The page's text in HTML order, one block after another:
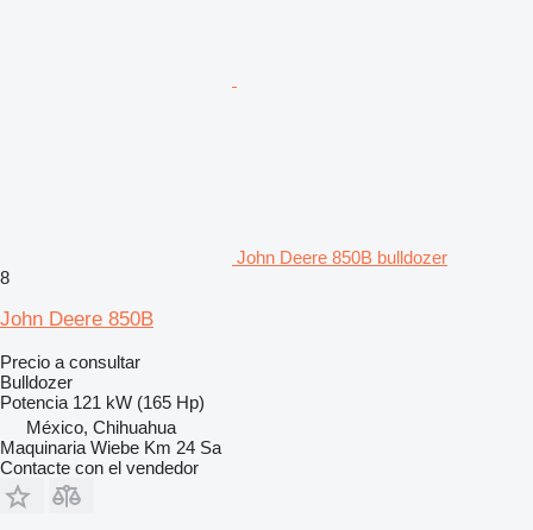
John Deere 850B bulldozer
8
John Deere 850B
Precio a consultar
Bulldozer
Potencia 121 kW (165 Hp)
México, Chihuahua
Maquinaria Wiebe Km 24 Sa
Contacte con el vendedor